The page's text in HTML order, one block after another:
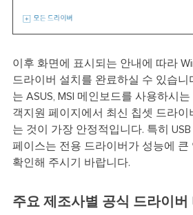
이후 화면에 표시되는 안내에 따라
드라이버 설치를 완료하실 수 있습니
는 ASUS, MSI 메인보드를 사용하시
객지원 페이지에서 최신 칩셋 드라이
는 것이 가장 안정적입니다. 특히 USB
페이스는 전용 드라이버가 성능에 큰
확인해 주시기 바랍니다.
주요 제조사별 공식 드라이버